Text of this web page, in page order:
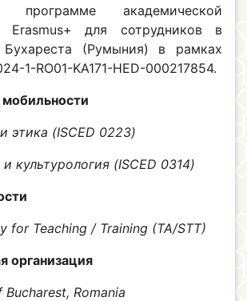
академической
Erasmus+ для сотрудников в
Бухареста (Румыния) в рамках
1-RO01-KA171-HED-000217854.
этика (ISCED 0223)
культурология (ISCED 0314)
for Teaching / Training (TA/STT)
организация
Romania